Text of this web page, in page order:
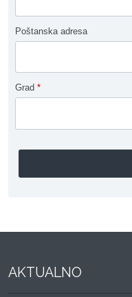
Poštanska adresa
Grad *
AKTUALNO